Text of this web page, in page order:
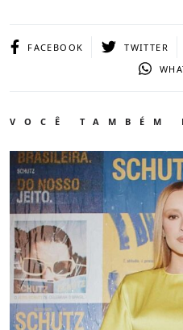
FACEBOOK TWITTER
VOCÊ TAMBÉM